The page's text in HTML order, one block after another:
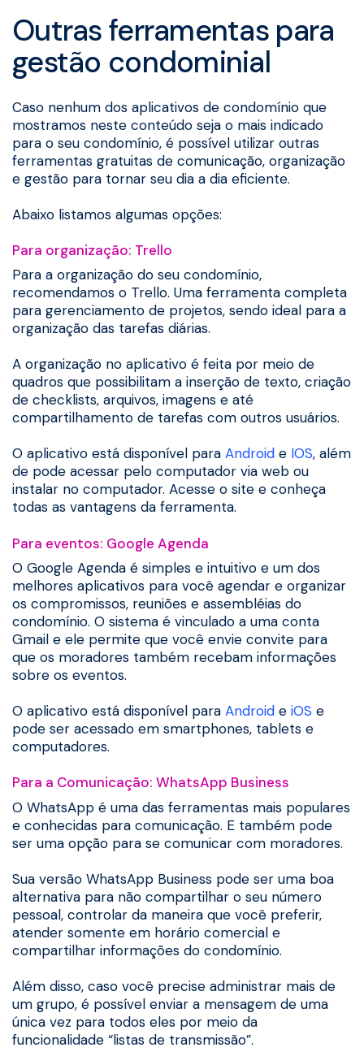
Outras ferramentas para
gestão condominial
Caso nenhum dos aplicativos de condomínio que
mostramos neste conteúdo seja o mais indicado
para o seu condomínio, é possível utilizar outras
ferramentas gratuitas de comunicação, organização
e gestão para tornar seu dia a dia eficiente.
Abaixo listamos algumas opções:
Para organização: Trello
Para a organização do seu condomínio,
recomendamos o Trello. Uma ferramenta completa
para gerenciamento de projetos, sendo ideal para a
organização das tarefas diárias.
A organização no aplicativo é feita por meio de
quadros que possibilitam a inserção de texto, criação
de checklists, arquivos, imagens e até
compartilhamento de tarefas com outros usuários.
O aplicativo está disponível para Android e IOS, além
de pode acessar pelo computador via web ou
instalar no computador. Acesse o site e conheça
todas as vantagens da ferramenta.
Para eventos: Google Agenda
O Google Agenda é simples e intuitivo e um dos
melhores aplicativos para você agendar e organizar
os compromissos, reuniões e assembléias do
condomínio. O sistema é vinculado a uma conta
Gmail e ele permite que você envie convite para
que os moradores também recebam informações
sobre os eventos.
O aplicativo está disponível para Android e iOS e
pode ser acessado em smartphones, tablets e
computadores.
Para a Comunicação: WhatsApp Business
O WhatsApp é uma das ferramentas mais populares
e conhecidas para comunicação. E também pode
ser uma opção para se comunicar com moradores.
Sua versão WhatsApp Business pode ser uma boa
alternativa para não compartilhar o seu número
pessoal, controlar da maneira que você preferir,
atender somente em horário comercial e
compartilhar informações do condomínio.
Além disso, caso você precise administrar mais de
um grupo, é possível enviar a mensagem de uma
única vez para todos eles por meio da
funcionalidade “listas de transmissão”.